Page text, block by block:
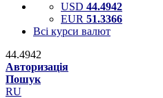
USD 44.4942
EUR 51.3366
Всі курси валют
44.4942
Авторизація
Пошук
RU